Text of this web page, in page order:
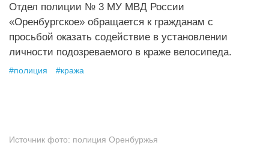
Отдел полиции № 3 МУ МВД России
«Оренбургское» обращается к гражданам с
просьбой оказать содействие в установлении
личности подозреваемого в краже велосипеда.
#полиция #кража
Источник фото: полиция Оренбуржья